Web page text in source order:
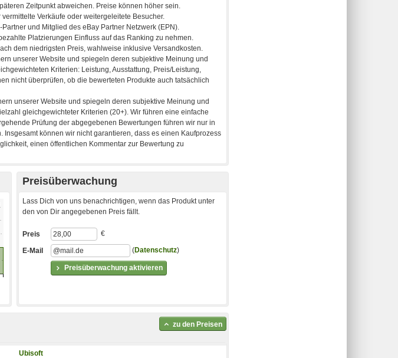
Preisüberwachung
Lass Dich von uns benachrichtigen, wenn das Produkt unter
den von Dir angegebenen Preis fällt.
Preisüberwachung aktivieren
Preis €
E-Mail (Datenschutz)
zu den Preisen
Ubisoft